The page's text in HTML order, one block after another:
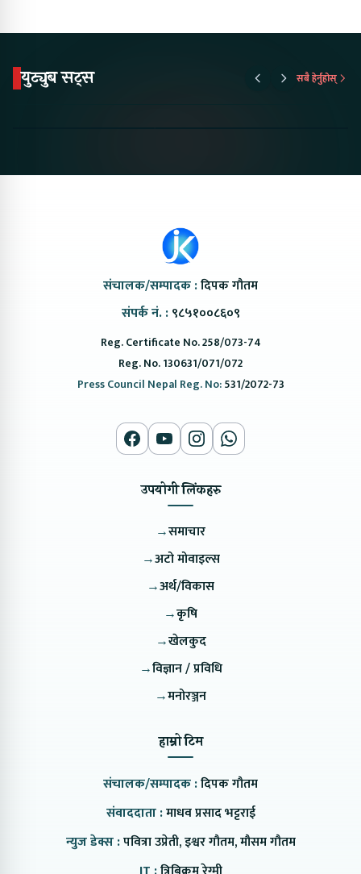
युट्युब सट्स सबै हेर्नुहोस्
संचालक/सम्पादक :दिपक गौतम
संपर्क नं. : ९८५१००८६०९
Reg. Certificate No. 258/073-74
Reg. No. 130631/071/072
Press Council Nepal Reg. No:531/2072-73
उपयोगी लिंकहरु
→समाचार
→अटो मोवाइल्स
→अर्थ/विकास
→कृषि
→खेलकुद
→विज्ञान / प्रविधि
→मनोरञ्जन
हाम्रो टिम
संचालक/सम्पादक :दिपक गौतम
संवाददाता :माधव प्रसाद भट्टराई
न्युज डेक्स :पवित्रा उप्रेती, इश्वर गौतम, मौसम गौतम